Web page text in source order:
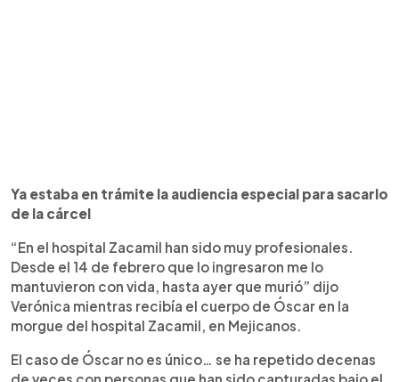
Ya estaba en trámite la audiencia especial para sacarlo
de la cárcel
“En el hospital Zacamil han sido muy profesionales.
Desde el 14 de febrero que lo ingresaron me lo
mantuvieron con vida, hasta ayer que murió” dijo
Verónica mientras recibía el cuerpo de Óscar en la
morgue del hospital Zacamil, en Mejicanos.
El caso de Óscar no es único… se ha repetido decenas